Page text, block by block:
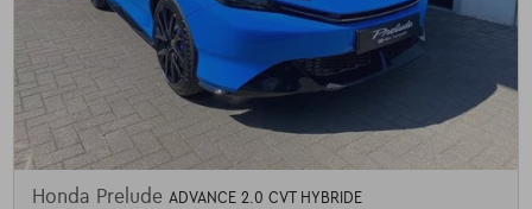
Honda Prelude ADVANCE 2.0 CVT HYBRIDE